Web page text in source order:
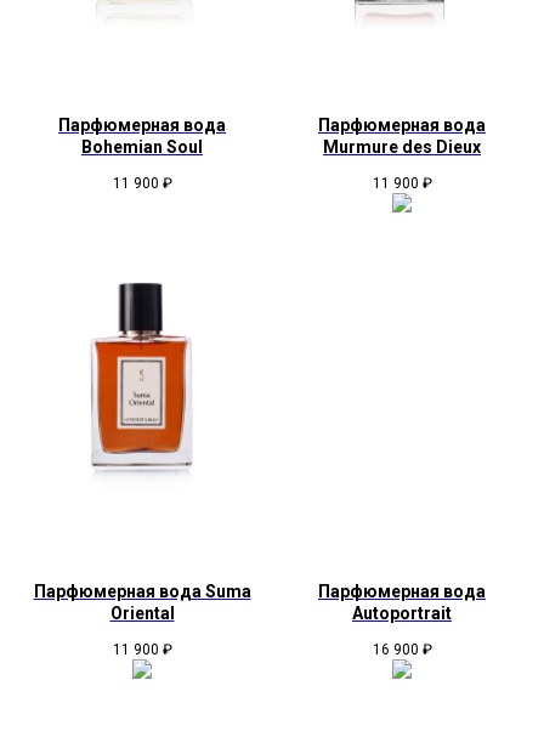
Парфюмерная вода
Bohemian Soul
11 900 ₽
Парфюмерная вода
Murmure des Dieux
11 900 ₽
Парфюмерная вода Suma
Oriental
11 900 ₽
Парфюмерная вода
Autoportrait
16 900 ₽